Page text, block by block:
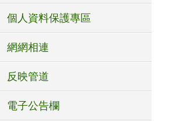
個人資料保護專區
網網相連
反映管道
電子公告欄